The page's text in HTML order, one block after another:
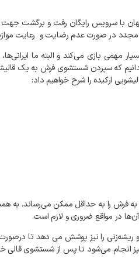
مجدد در صورت عدم رضایت و رعایت
بازی می‌کند و البته ما
که سپردن شستشوی فرش به یک
ارکیده را شرح خواهیم داد:
به فرش را به حداقل ممکن می‌رساند.
در مواقع ضروری و لازم است.
را نیز پوشش می‌ دهد تا
انجام می‌شود تا پس از شستشوی قالی